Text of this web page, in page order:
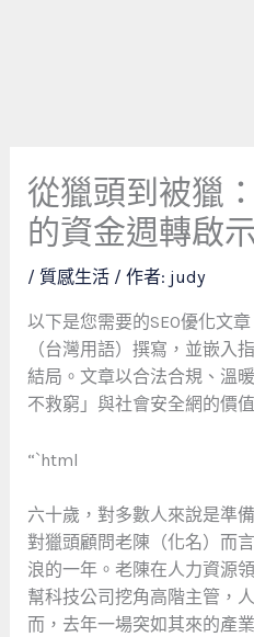
從獵頭到被獵
的資金週轉啟
/ 質感生活/ 作者: judy
以下是您需要的SEO優化文
（台灣用語）撰寫，並嵌入
結局。文章以合法合規、溫
不救窮」與社會安全網的價
“`html
六十歲，對多數人來說是準
對獵頭顧問老陳（化名）而
浪的一年。老陳在人力資源
幫科技公司挖角高階主管，
而，去年一場突如其來的產